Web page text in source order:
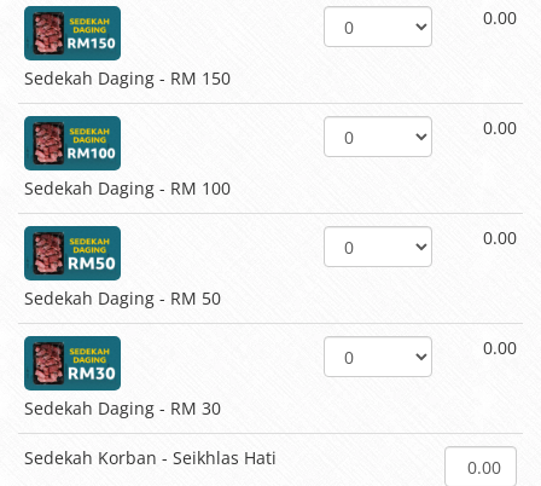
Sedekah Daging - RM 150
0.00
Sedekah Daging - RM 100
0.00
Sedekah Daging - RM 50
0.00
Sedekah Daging - RM 30
0.00
Sedekah Korban - Seikhlas Hati